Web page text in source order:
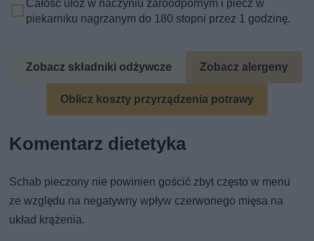
Całość ułóż w naczyniu żaroodpornym i piecz w
piekarniku nagrzanym do 180 stopni przez 1 godzinę.
Zobacz składniki odżywcze Zobacz alergeny
Oblicz koszty przyrządzenia potrawy
Komentarz dietetyka
Schab pieczony nie powinien gościć zbyt często w menu
ze względu na negatywny wpływ czerwonego mięsa na
układ krążenia.